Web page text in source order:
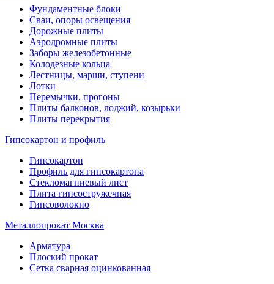
Фундаментные блоки
Сваи, опоры освещения
Дорожные плиты
Аэродромные плиты
Заборы железобетонные
Колодезные кольца
Лестницы, марши, ступени
Лотки
Перемычки, прогоны
Плиты балконов, лоджий, козырьки
Плиты перекрытия
Гипсокартон и профиль
Гипсокартон
Профиль для гипсокартона
Стекломагниевый лист
Плита гипсостружечная
Гипсоволокно
Металлопрокат Москва
Арматура
Плоский прокат
Сетка сварная оцинкованная